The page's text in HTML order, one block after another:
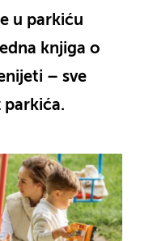
u parkiću
knjiga o
– sve
parkića.